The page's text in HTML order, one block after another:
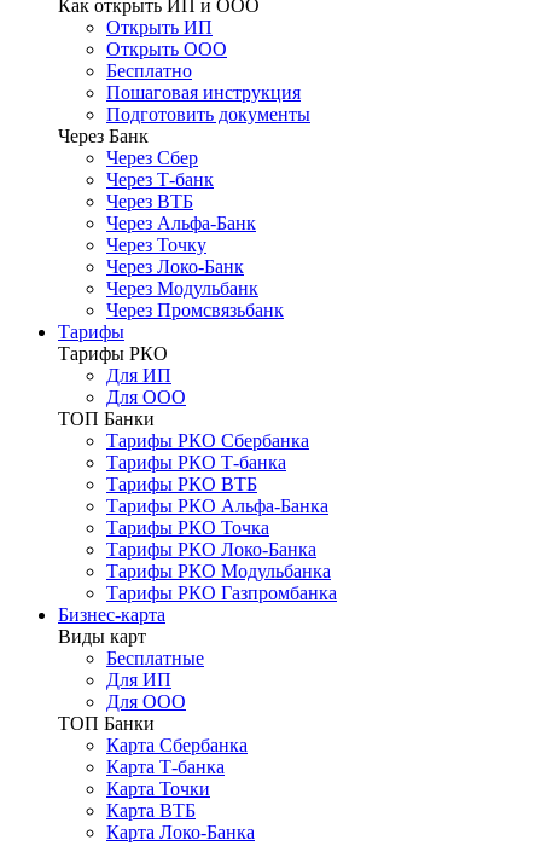
Как открыть ИП и ООО
Открыть ИП
Открыть ООО
Бесплатно
Пошаговая инструкция
Подготовить документы
Через Банк
Через Сбер
Через Т-банк
Через ВТБ
Через Альфа-Банк
Через Точку
Через Локо-Банк
Через Модульбанк
Через Промсвязьбанк
Тарифы
Тарифы РКО
Для ИП
Для ООО
ТОП Банки
Тарифы РКО Сбербанка
Тарифы РКО Т-банка
Тарифы РКО ВТБ
Тарифы РКО Альфа-Банка
Тарифы РКО Точка
Тарифы РКО Локо-Банка
Тарифы РКО Модульбанка
Тарифы РКО Газпромбанка
Бизнес-карта
Виды карт
Бесплатные
Для ИП
Для ООО
ТОП Банки
Карта Сбербанка
Карта Т-банка
Карта Точки
Карта ВТБ
Карта Локо-Банка